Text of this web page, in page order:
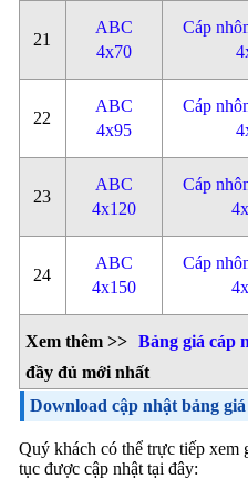
21
ABC
4x70
Cáp
22
ABC
4x95
Cáp
23
ABC
4x120
Cáp
24
ABC
4x150
Cáp
Xem thêm >> Bảng giá cáp
đầy đủ mới nhất
Download cập nhật bảng
Quý khách có thể trực tiếp xem
tục được cập nhật tại đây: